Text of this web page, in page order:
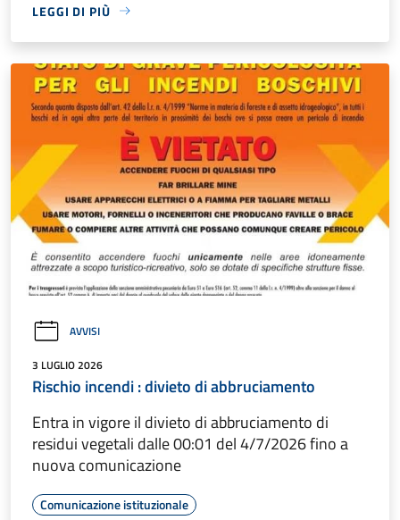
LEGGI DI PIÙ
AVVISI
3 LUGLIO 2026
Rischio incendi : divieto di abbruciamento
Entra in vigore il divieto di abbruciamento di
residui vegetali dalle 00:01 del 4/7/2026 fino a
nuova comunicazione
Comunicazione istituzionale